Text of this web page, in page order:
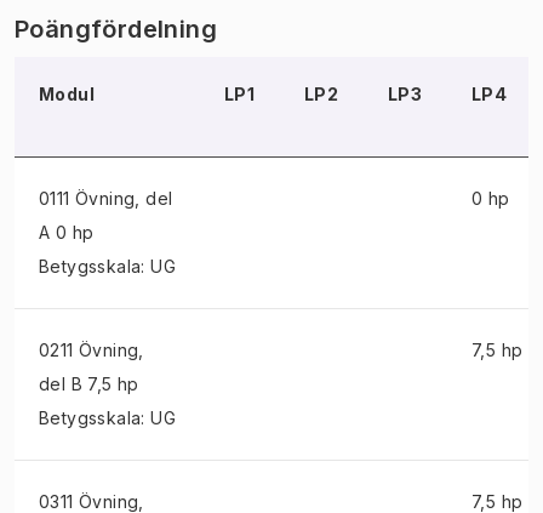
Poängfördelning
Modul LP1 LP2 LP3 LP4
0111 Övning , del
A 0 hp
Betygsskala: UG
0 hp
0211 Övning
del B 7,5 hp
Betygsskala: UG
7,5 hp
0311 Övning 7,5 hp